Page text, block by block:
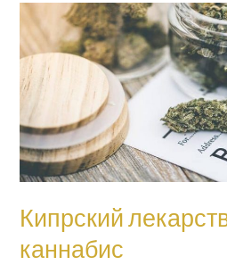
Кипрский
каннабис
Кипрский
лекарственный
каннабис